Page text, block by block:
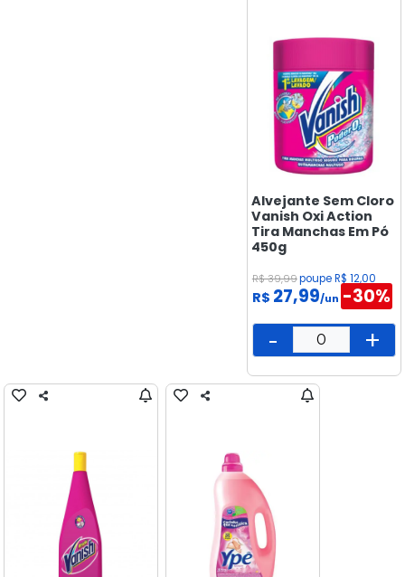
PADARIA
Alvejante Sem Cloro
Vanish Oxi Action
Tira Manchas Em Pó
450g
R$ 39,99poupe R$ 12,00
R$ 27,99/un -30%
- +